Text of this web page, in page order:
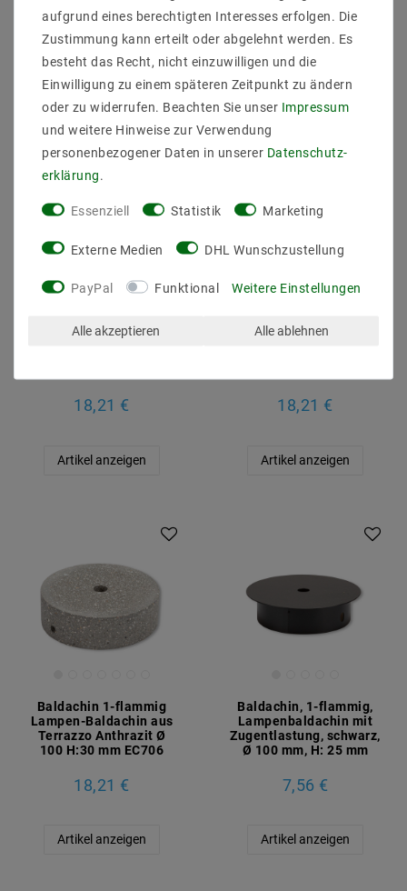
1,81 €
Artikel anzeigen
1,81 €
Artikel anzeigen
Baldachin 1-flammig
Lampen-Baldachin aus
18,21 €
Artikel anzeigen
Baldachin 1-flammig
18,21 €
Artikel anzeigen
Baldachin 1-flammig
Lampen-Baldachin aus
Terrazzo Anthrazit Ø
100 H:30 mm EC706
18,21 €
Artikel anzeigen
Baldachin, 1-flammig,
Lampenbaldachin mit
Zugentlastung, schwarz,
Ø 100 mm, H: 25 mm
7,56 €
Artikel anzeigen
aufgrund eines berechtigten Interesses erfolgen. Die
Zustimmung kann erteilt oder abgelehnt werden. Es
besteht das Recht, nicht einzuwilligen und die
Einwilligung zu einem späteren Zeitpunkt zu ändern
oder zu widerrufen. Beachten Sie unser Impressum
und weitere Hinweise zur Verwendung
personenbezogener Daten in unserer Daten­schutz­
erklärung.
Essenziell Statistik Marketing
Externe Medien DHL Wunschzustellung
PayPal Funktional Weitere Einstellungen
Alle akzeptieren Alle ablehnen